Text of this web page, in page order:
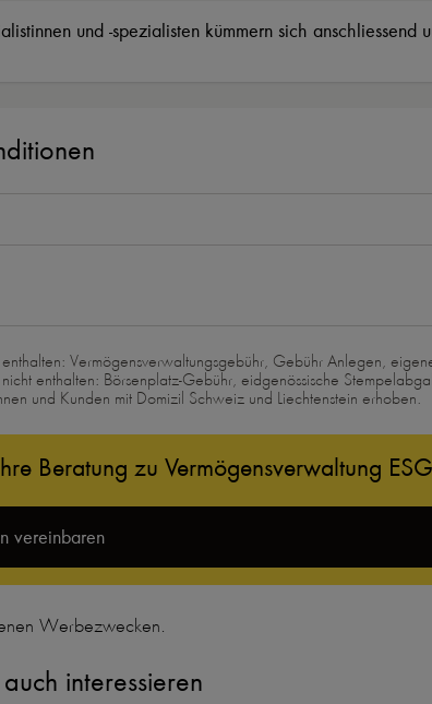
und -spezialisten kümmern sich
Vermögensverwaltungsgebühr, Gebühr Anlegen,
enthalten: Börsenplatz-Gebühr, eidgenössische
und Kunden mit Domizil Schweiz und Liechtenstein erhoben.
Beratung zu Vermögensverwaltung
vereinbaren
Werbezwecken.
interessieren